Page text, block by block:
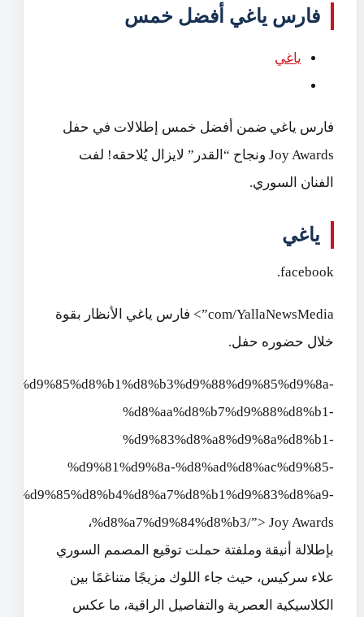
فارس ياغي أفضل خمس
ياغي
فارس ياغي ضمن أفضل خمس إطلالات في حفل
Joy Awards ونجاح “القدر” لايزال يُلاحقه! لفت
الفنان السوري.
ياغي
facebook.
com/YallaNewsMedia”> فارس ياغي الأنظار بقوة
خلال حضوره حفل.
%d8%aa%d8%b7%d9%88%d8%b1-
%d9%83%d8%a8%d9%8a%d8%b1-
%d9%81%d9%8a-%d8%ad%d8%ac%d9%85-
%d8%a7%d9%84%d8%b3/”> Joy Awards،
بإطلالة أنيقة وملفتة حملت توقيع المصمم السوري
علاء سركيس، حيث جاء اللوك مزيجًا متناغمًا بين
الكلاسيكية العصرية والتفاصيل الراقية، ما عكس